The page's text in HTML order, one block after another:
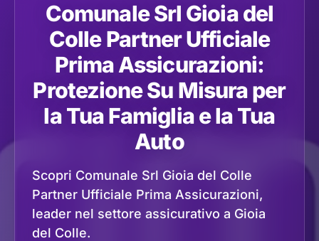
Comunale Srl Gioia del
Colle Partner Ufficiale
Prima Assicurazioni:
Protezione Su Misura per
la Tua Famiglia e la Tua
Auto
Scopri Comunale Srl Gioia del Colle
Partner Ufficiale Prima Assicurazioni,
leader nel settore assicurativo a Gioia
del Colle.